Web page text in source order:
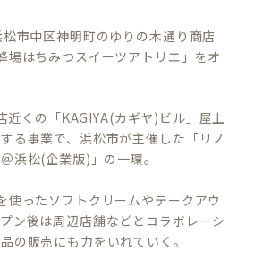
市中区神明町のゆりの木通り商店
場はちみつスイーツアトリエ」をオ
近くの「KAGIYA(カギヤ)ビル」屋上
る事業で、浜松市が主催した「リノ
浜松(企業版)」の一環。
使ったソフトクリームやテークアウ
ン後は周辺店舗などとコラボレーシ
の販売にも力をいれていく。